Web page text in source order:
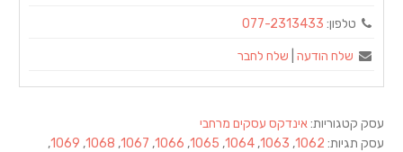
טלפון: 077-2313433
שלח הודעה שלח לחבר
עסק קטגוריות:אינדקס עסקים מרחבי
עסק תגיות: 1062
,
1063
,
1064
,
1065
,
1066
,
1067
,
1068
,
1069
,